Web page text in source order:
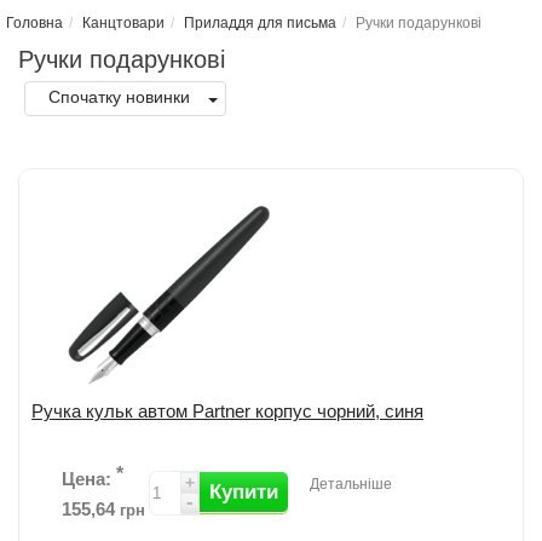
Головна Канцтовари Приладдя для письма Ручки подарунковi
Ручки подарунковi
Спочатку новинки
Ручка кульк автом Partner корпус чорний, синя
Цена: *
155,64 грн
+
- Купити Детальніше